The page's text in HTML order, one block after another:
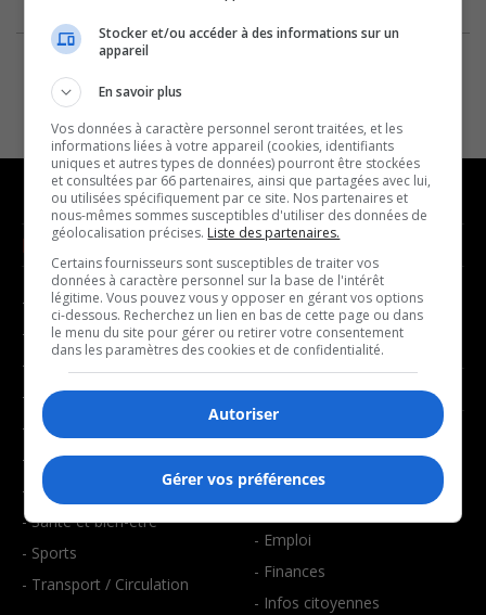
NOUVELLES
- Affaires municipales
- Communauté / Social
- Culture
- Économie
- Éducation
- Environnement
- Faits divers
- Santé et bien-être
- Sports
- Transport / Circulation
MUSIQUE
- Décompte franco
- Joué récemment
BALADOS
- Art de vivre
- Bien-être
- Emploi
- Finances
- Infos citoyennes
Stocker et/ou accéder à des informations sur un
appareil
En savoir plus
Vos données à caractère personnel seront traitées, et les
informations liées à votre appareil (cookies, identifiants
uniques et autres types de données) pourront être stockées
et consultées par 66 partenaires, ainsi que partagées avec lui,
ou utilisées spécifiquement par ce site. Nos partenaires et
nous-mêmes sommes susceptibles d'utiliser des données de
géolocalisation précises. Liste des partenaires.
Certains fournisseurs sont susceptibles de traiter vos
données à caractère personnel sur la base de l'intérêt
légitime. Vous pouvez vous y opposer en gérant vos options
ci-dessous. Recherchez un lien en bas de cette page ou dans
le menu du site pour gérer ou retirer votre consentement
dans les paramètres des cookies et de confidentialité.
Autoriser
Gérer vos préférences